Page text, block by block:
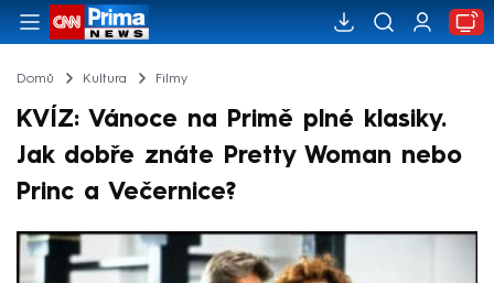
Domů Kultura Filmy
KVÍZ: Vánoce na Primě plné klasiky.
Jak dobře znáte Pretty Woman nebo
Princ a Večernice?